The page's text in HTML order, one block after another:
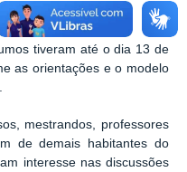
tiveram até o dia 13 de
as orientações e o modelo
mestrandos, professores
de demais habitantes do
interesse nas discussões